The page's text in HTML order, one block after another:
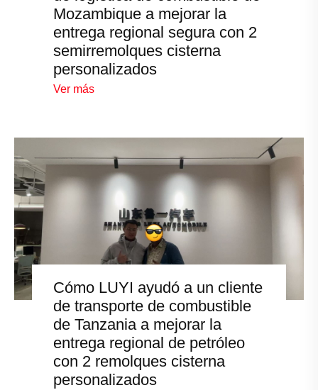
Mozambique a mejorar la
entrega regional segura con 2
semirremolques cisterna
personalizados
Ver más
Cómo LUYI ayudó a un cliente
de transporte de combustible
de Tanzania a mejorar la
entrega regional de petróleo
con 2 remolques cisterna
personalizados